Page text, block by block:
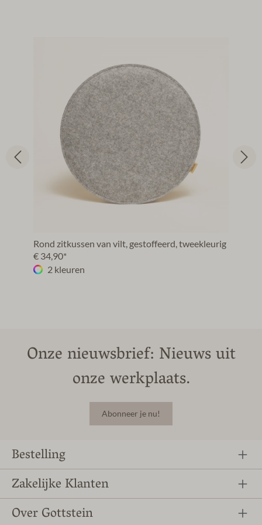
Rond zitkussen van vilt, gestoffeerd, tweekleurig
€ 34,90*
2 kleuren
Onze nieuwsbrief: Nieuws uit
onze werkplaats.
Abonneer je nu!
Bestelling
Zakelijke Klanten
Over Gottstein